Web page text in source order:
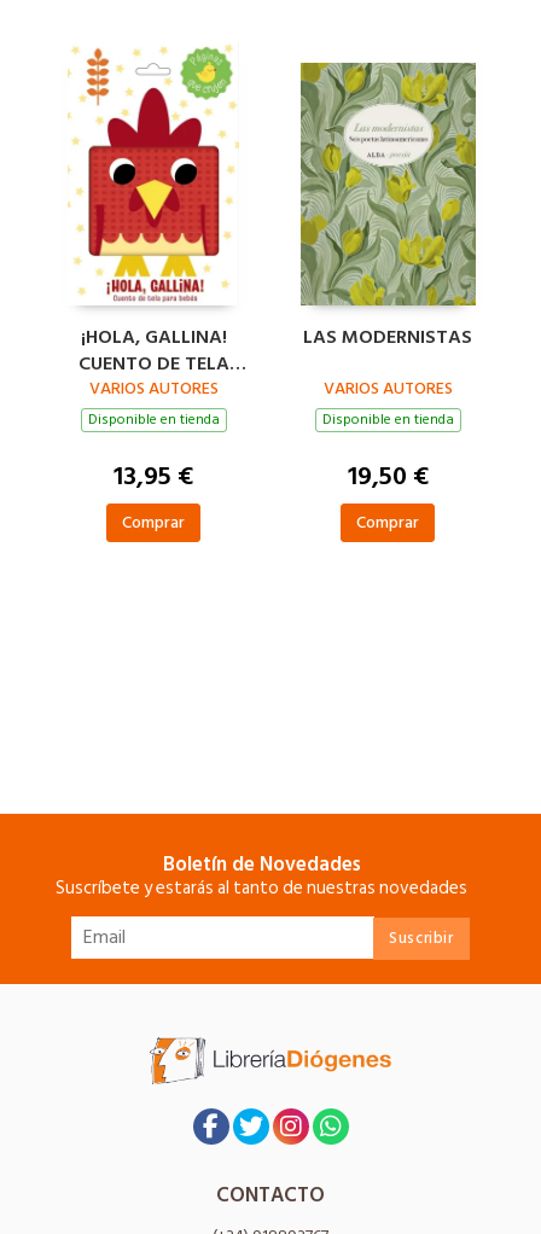
¡HOLA, GALLINA!
CUENTO DE TELA
PARA BEBÉS
VARIOS AUTORES
Disponible en tienda
13,95 €
Comprar
LAS MODERNISTAS
VARIOS AUTORES
Disponible en tienda
19,50 €
Comprar
Boletín de Novedades
Suscríbete y estarás al tanto de nuestras novedades
CONTACTO